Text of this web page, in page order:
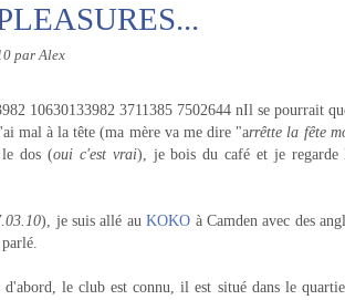
par Alex
Il se pourrait
mal à la tête (ma mère va me dire "arrêtte la fête
dos (oui c'est vrai), je bois du café et je
), je suis allé auKOKO à Camden avec des
le club est connu, il est situé dans le